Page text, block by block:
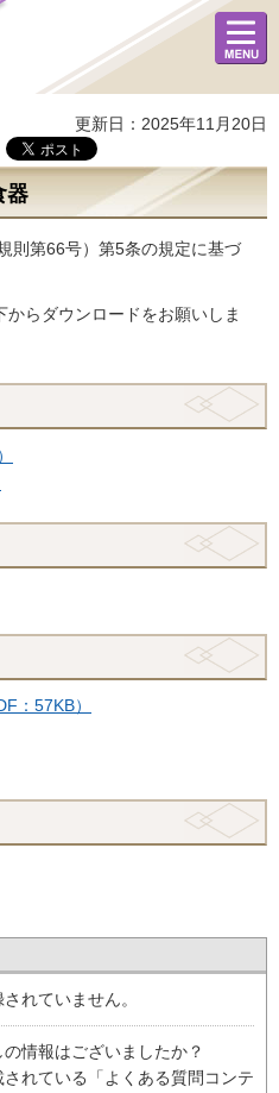
メニュ
ー
更新日：2025年11月20日
器
則第66号）第5条の規定に基づ
らダウンロードをお願いしま
：57KB）
れていません。
情報はございましたか？
されている「よくある質問コンテ